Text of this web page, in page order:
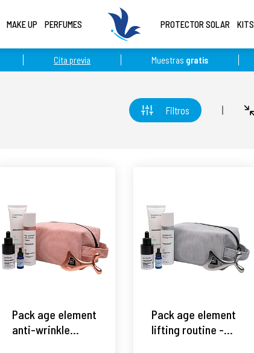
Cita previa Muestras gratis
MAKE UP PERFUMES PROTECTOR SOLAR KITS
Filtros
Pack age element
anti-wrinkle
Pack age element
lifting routine -